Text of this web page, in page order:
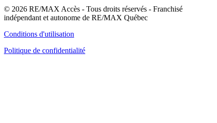
© 2026 RE/MAX Accès - Tous droits réservés - Franchisé
indépendant et autonome de RE/MAX Québec
Conditions d'utilisation
Politique de confidentialité